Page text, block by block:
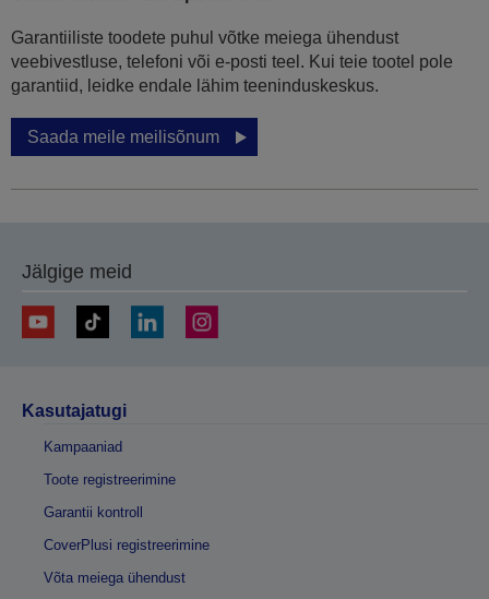
Garantiiliste toodete puhul võtke meiega ühendust
veebivestluse, telefoni või e-posti teel. Kui teie tootel pole
garantiid, leidke endale lähim teeninduskeskus.
Saada meile meilisõnum
Jälgige meid
Kasutajatugi
Kampaaniad
Toote registreerimine
Garantii kontroll
CoverPlusi registreerimine
Võta meiega ühendust